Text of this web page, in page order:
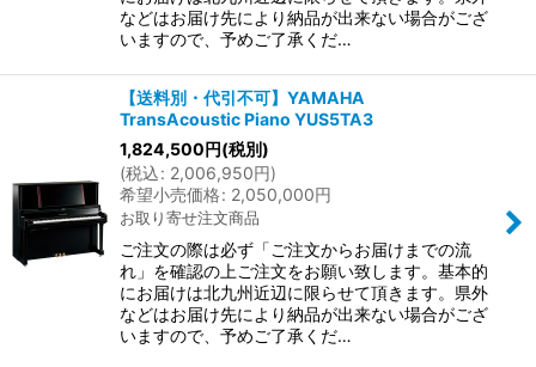
などはお届け先により納品が出来ない場合がござ
いますので、予めご了承くだ…
【送料別・代引不可】YAMAHA
TransAcoustic Piano YUS5TA3
1,824,500 円(税別)
(税込: 2,006,950円)
希望小売価格: 2,050,000円
お取り寄せ注文商品
ご注文の際は必ず「ご注文からお届けまでの流
れ」を確認の上ご注文をお願い致します。基本的
にお届けは北九州近辺に限らせて頂きます。県外
などはお届け先により納品が出来ない場合がござ
いますので、予めご了承くだ…